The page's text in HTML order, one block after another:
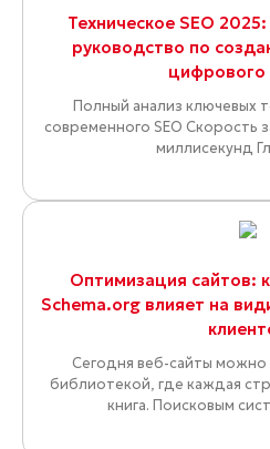
Техническое SEO
руководство по
цифрового
Полный анализ ключевых
современного SEO Скорость
миллисекунд
Оптимизация сайтов:
Schema.org влияет на
Сегодня веб-сайты можно
библиотекой, где каждая
книга. Поисковым